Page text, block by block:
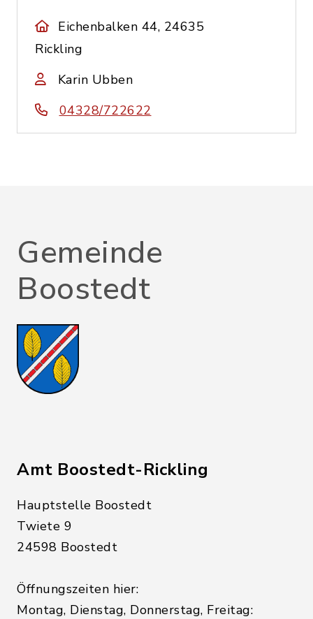
Eichenbalken 44, 24635
Rickling
Karin Ubben
04328/722622
Gemeinde
Boostedt
Amt Boostedt-Rickling
Hauptstelle Boostedt
Twiete 9
24598 Boostedt
Öffnungszeiten hier:
Montag, Dienstag, Donnerstag, Freitag: